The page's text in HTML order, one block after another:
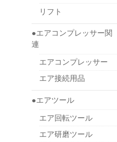
リフト
●エアコンプレッサー関
連
エアコンプレッサー
エア接続用品
●エアツール
エア回転ツール
エア研磨ツール